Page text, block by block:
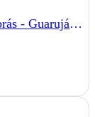
Auto Posto Cinese - Petrobrás - Guarujá - SP